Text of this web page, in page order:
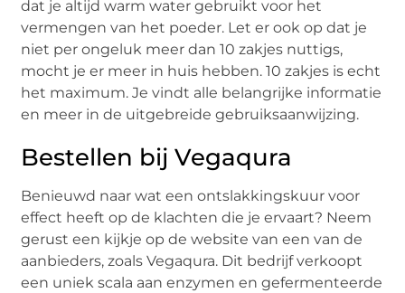
dat je altijd warm water gebruikt voor het
vermengen van het poeder. Let er ook op dat je
niet per ongeluk meer dan 10 zakjes nuttigs,
mocht je er meer in huis hebben. 10 zakjes is echt
het maximum. Je vindt alle belangrijke informatie
en meer in de uitgebreide gebruiksaanwijzing.
Bestellen bij Vegaqura
Benieuwd naar wat een ontslakkingskuur voor
effect heeft op de klachten die je ervaart? Neem
gerust een kijkje op de website van een van de
aanbieders, zoals Vegaqura. Dit bedrijf verkoopt
een uniek scala aan enzymen en gefermenteerde